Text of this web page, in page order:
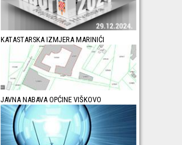
KATASTARSKA IZMJERA MARINIĆI
JAVNA NABAVA OPĆINE VIŠKOVO